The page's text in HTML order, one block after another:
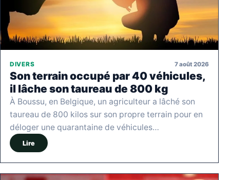
DIVERS 7 août 2026
Son terrain occupé par 40 véhicules,
il lâche son taureau de 800 kg
À Boussu, en Belgique, un agriculteur a lâché son
taureau de 800 kilos sur son propre terrain pour en
déloger une quarantaine de véhicules…
Lire